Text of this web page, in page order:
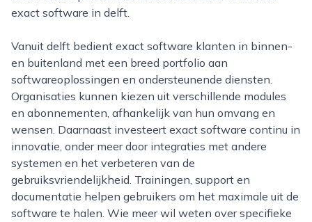
exact software in delft.
Vanuit delft bedient exact software klanten in binnen-
en buitenland met een breed portfolio aan
softwareoplossingen en ondersteunende diensten.
Organisaties kunnen kiezen uit verschillende modules
en abonnementen, afhankelijk van hun omvang en
wensen. Daarnaast investeert exact software continu in
innovatie, onder meer door integraties met andere
systemen en het verbeteren van de
gebruiksvriendelijkheid. Trainingen, support en
documentatie helpen gebruikers om het maximale uit de
software te halen. Wie meer wil weten over specifieke